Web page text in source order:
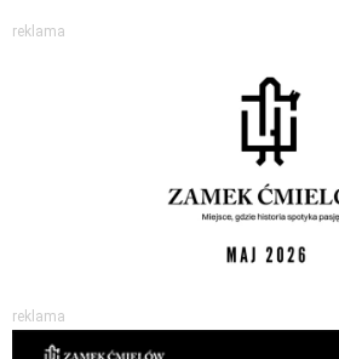
reklama
reklama